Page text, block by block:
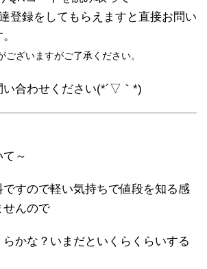
登録をしてもらえますと直接お問い
ざいますがご了承ください。
い合わせください(*´▽｀*)
～
すので軽い気持ちで値段を知る感
せんので
かな？いまだといくらくらいする